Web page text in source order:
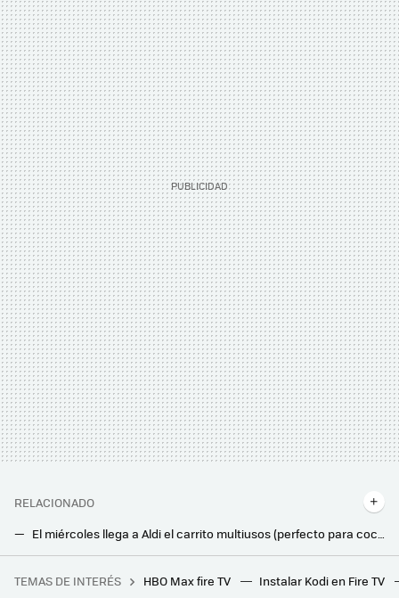
RELACIONADO
El miércoles llega a Aldi el carrito multiusos (perfecto para cocinas y baños pequeños) por menos de 25 euros
Este chiste de 'Los Simpson' que no entendí jamás esconde una increíble historia sobre la mayor decepción televisiva de la historia: el tesoro de Al Capone
TEMAS DE INTERÉS HBO Max fire TV Instalar Kodi en Fire TV